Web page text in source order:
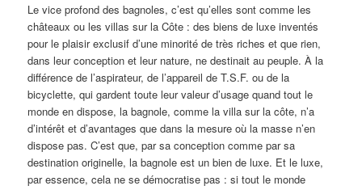
Le vice profond des bagnoles, c’est qu’elles sont comme les
châteaux ou les villas sur la Côte : des biens de luxe inventés
pour le plaisir exclusif d’une minorité de très riches et que rien,
dans leur conception et leur nature, ne destinait au peuple. À la
différence de l’aspirateur, de l’appareil de T.S.F. ou de la
bicyclette, qui gardent toute leur valeur d’usage quand tout le
monde en dispose, la bagnole, comme la villa sur la côte, n’a
d’intérêt et d’avantages que dans la mesure où la masse n’en
dispose pas. C’est que, par sa conception comme par sa
destination originelle, la bagnole est un bien de luxe. Et le luxe,
par essence, cela ne se démocratise pas : si tout le monde